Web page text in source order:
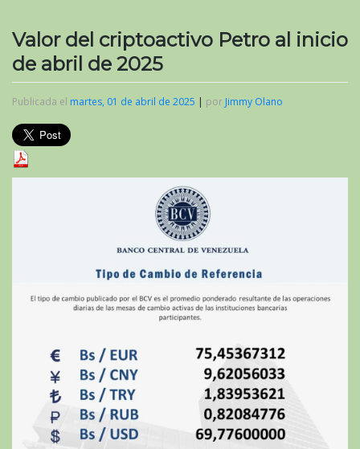
Valor del criptoactivo Petro al inicio
de abril de 2025
Publicada el martes, 01 de abril de 2025 | por Jimmy Olano